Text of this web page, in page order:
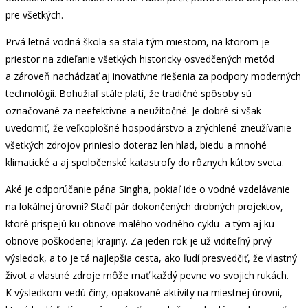
pre všetkých.
Prvá letná vodná škola sa stala tým miestom, na ktorom je
priestor na zdieľanie všetkých historicky osvedčených metód
a zároveň nachádzať aj inovatívne riešenia za podpory moderných
technológií. Bohužiaľ stále platí, že tradičné spôsoby sú
označované za neefektívne a neužitočné. Je dobré si však
uvedomiť, že veľkoplošné hospodárstvo a zrýchlené zneužívanie
všetkých zdrojov prinieslo doteraz len hlad, biedu a mnohé
klimatické a aj spoločenské katastrofy do rôznych kútov sveta.
Aké je odporúčanie pána Singha, pokiaľ ide o vodné vzdelávanie
na lokálnej úrovni? Stačí pár dokončených drobných projektov,
ktoré prispejú ku obnove malého vodného cyklu a tým aj ku
obnove poškodenej krajiny. Za jeden rok je už viditeľný prvý
výsledok, a to je tá najlepšia cesta, ako ľudí presvedčiť, že vlastný
život a vlastné zdroje môže mať každý pevne vo svojich rukách.
K výsledkom vedú činy, opakované aktivity na miestnej úrovni,